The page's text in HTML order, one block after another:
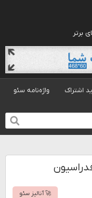
برتر
اشتراک
واژه‌نامه سئو
🚀 آنالیز سئو